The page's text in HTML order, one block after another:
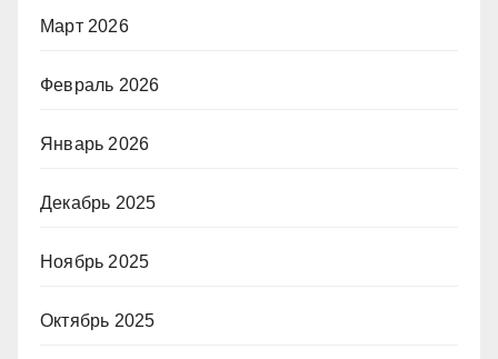
Март 2026
Февраль 2026
Январь 2026
Декабрь 2025
Ноябрь 2025
Октябрь 2025